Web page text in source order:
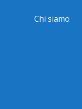
Chi siamo